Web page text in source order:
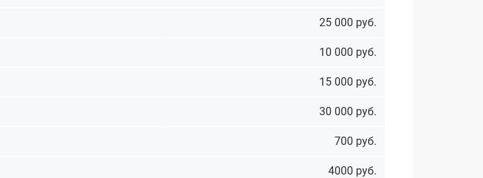
25 000 руб.
10 000 руб.
15 000 руб.
30 000 руб.
700 руб.
4000 руб.